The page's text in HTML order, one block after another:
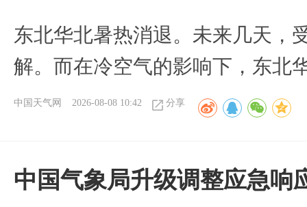
东北华北暑热消退。未来几天，
解。而在冷空气的影响下，东北
中国天气网 2026-08-08 10:42 分享
中国气象局升级调整应急响